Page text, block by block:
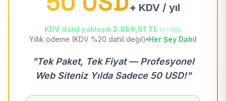
+ KDV / yıl
KDV dahil yaklaşık 2.856,51 TL (TCMB)
Yıllık ödeme (KDV %20 dahil değil) Her Şey Dahil
"Tek Paket, Tek Fiyat — Profesyonel
Web Siteniz Yılda Sadece 50 USD!"